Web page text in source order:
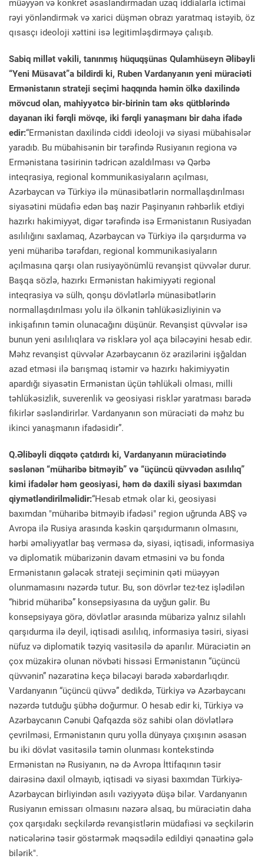
müəyyən və konkret əsaslandırmadan uzaq iddialarla ictimai
rəyi yönləndirmək və xarici düşmən obrazı yaratmaq istəyib, öz
qısasçı ideoloji xəttini isə legitimləşdirməyə çalışıb.
Sabiq millət vəkili, tanınmış hüquqşünas Qulamhüseyn Əlibəyli
“Yeni Müsavat”a bildirdi ki, Ruben Vardanyanın yeni müraciəti
Ermənistanın strateji seçimi haqqında həmin ölkə daxilində
mövcud olan, mahiyyətcə bir-birinin tam əks qütblərində
dayanan iki fərqli mövqe, iki fərqli yanaşmanı bir daha ifadə
edir:“Ermənistan daxilində ciddi ideoloji və siyasi mübahisələr
yaradıb. Bu mübahisənin bir tərəfində Rusiyanın regiona və
Ermənistana təsirinin tədricən azaldılması və Qərbə
inteqrasiya, regional kommunikasiyaların açılması,
Azərbaycan və Türkiyə ilə münasibətlərin normallaşdırılması
siyasətini müdafiə edən baş nazir Paşinyanın rəhbərlik etdiyi
hazırkı hakimiyyət, digər tərəfində isə Ermənistanın Rusiyadan
asılılığını saxlamaq, Azərbaycan və Türkiyə ilə qarşıdurma və
yeni müharibə tərəfdarı, regional kommunikasiyaların
açılmasına qarşı olan rusiyayönümlü revanşist qüvvələr durur.
Başqa sözlə, hazırkı Ermənistan hakimiyyəti regional
inteqrasiya və sülh, qonşu dövlətlərlə münasibətlərin
normallaşdırılması yolu ilə ölkənin təhlükəsizliyinin və
inkişafının təmin olunacağını düşünür. Revanşist qüvvələr isə
bunun yeni asılılıqlara və risklərə yol aça biləcəyini hesab edir.
Məhz revanşist qüvvələr Azərbaycanın öz ərazilərini işğaldan
azad etməsi ilə barışmaq istəmir və hazırkı hakimiyyətin
apardığı siyasətin Ermənistan üçün təhlükəli olması, milli
təhlükəsizlik, suverenlik və geosiyasi risklər yaratması barədə
fikirlər səsləndirirlər. Vardanyanın son müraciəti də məhz bu
ikinci yanaşmanın ifadəsidir”.
Q.Əlibəyli diqqətə çatdırdı ki, Vardanyanın müraciətində
səslənən “müharibə bitməyib” və “üçüncü qüvvədən asılılıq”
kimi ifadələr həm geosiyasi, həm də daxili siyasi baxımdan
qiymətləndirilməlidir:“Hesab etmək olar ki, geosiyasi
baxımdan "müharibə bitməyib ifadəsi" region uğrunda ABŞ və
Avropa ilə Rusiya arasında kəskin qarşıdurmanın olmasını,
hərbi əməliyyatlar baş verməsə də, siyasi, iqtisadi, informasiya
və diplomatik mübarizənin davam etməsini və bu fonda
Ermənistanın gələcək strateji seçiminin qəti müəyyən
olunmamasını nəzərdə tutur. Bu, son dövrlər tez-tez işlədilən
“hibrid müharibə” konsepsiyasına da uyğun gəlir. Bu
konsepsiyaya görə, dövlətlər arasında mübarizə yalnız silahlı
qarşıdurma ilə deyil, iqtisadi asılılıq, informasiya təsiri, siyasi
nüfuz və diplomatik təzyiq vasitəsilə də aparılır. Müraciətin ən
çox müzakirə olunan növbəti hissəsi Ermənistanın “üçüncü
qüvvənin” nəzarətinə keçə biləcəyi barədə xəbərdarlıqdır.
Vardanyanın “üçüncü qüvvə” dedikdə, Türkiyə və Azərbaycanı
nəzərdə tutduğu şübhə doğurmur. O hesab edir ki, Türkiyə və
Azərbaycanın Cənubi Qafqazda söz sahibi olan dövlətlərə
çevrilməsi, Ermənistanın quru yolla dünyaya çıxışının əsasən
bu iki dövlət vasitəsilə təmin olunması kontekstində
Ermənistan nə Rusiyanın, nə də Avropa İttifaqının təsir
dairəsinə daxil olmayıb, iqtisadi və siyasi baxımdan Türkiyə-
Azərbaycan birliyindən asılı vəziyyətə düşə bilər. Vardanyanın
Rusiyanın emissarı olmasını nəzərə alsaq, bu müraciətin daha
çox qarşıdakı seçkilərdə revanşistlərin müdafiəsi və seçkilərin
nəticələrinə təsir göstərmək məqsədilə edildiyi qənaətinə gələ
bilərik".